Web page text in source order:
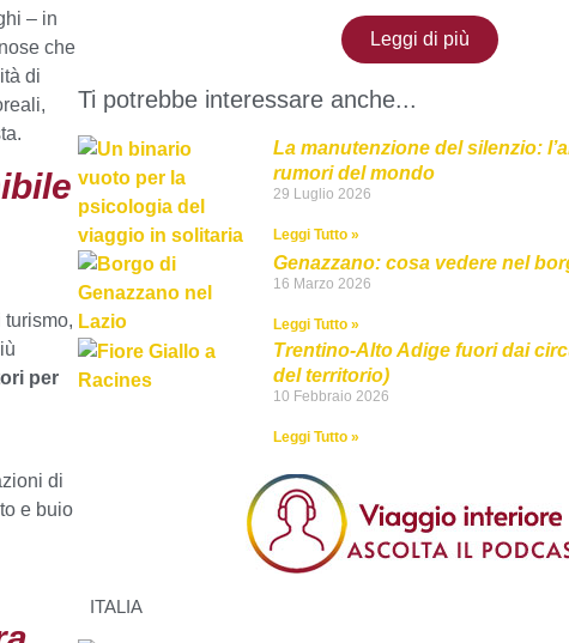
– in
che
di
per
di
e buio
Leggi di più
Ti potrebbe interessare anche...
La manutenzione del silenzio:
rumori del mondo
29 Luglio 2026
Leggi Tutto »
Genazzano: cosa vedere nel
16 Marzo 2026
Leggi Tutto »
Trentino-Alto Adige fuori dai
del territorio)
10 Febbraio 2026
Leggi Tutto »
ITALIA